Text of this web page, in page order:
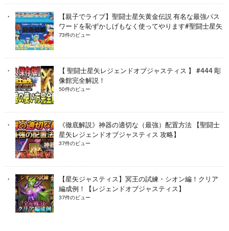
【親子でライブ】聖闘士星矢黄金伝説 有名な最強パス
ワードを恥ずかしげもなく使ってやります#聖闘士星矢
73件のビュー
【 聖闘士星矢レジェンドオブジャスティス 】 #444 彫
像館完全解説！
50件のビュー
《徹底解説》神器の適切な（最強）配置方法 【聖闘士
星矢レジェンドオブジャスティス 攻略】
37件のビュー
【星矢ジャスティス】冥王の試練・シオン編！クリア
編成例！【レジェンドオブジャスティス】
37件のビュー